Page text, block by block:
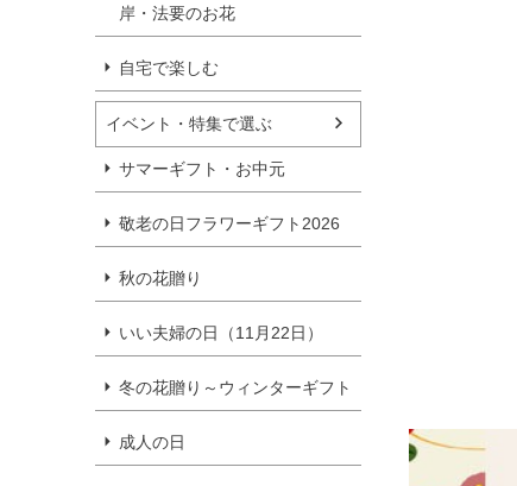
岸・法要のお花
自宅で楽しむ
イベント・特集で選ぶ
サマーギフト・お中元
敬老の日フラワーギフト2026
秋の花贈り
いい夫婦の日（11月22日）
冬の花贈り～ウィンターギフト
成人の日